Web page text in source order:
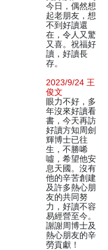
今日，偶然想
起老朋友，想
不到好讀還
在，令人又驚
又喜。祝福好
讀，好讀長
存。
2023/9/24 王
俊文
眼力不好，多
年沒來好讀看
書，今天再訪
好讀方知周劍
輝博士已往
生，不勝唏
噓，希望他安
息天國。沒有
他的辛苦創建
及許多熱心朋
友的共同努
力，好讀不容
易經營至今。
謝謝周博士及
熱心朋友的辛
勞貢獻！